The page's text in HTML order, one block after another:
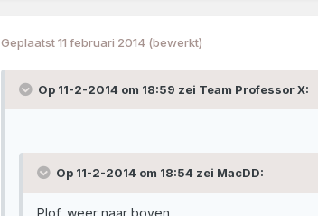
Geplaatst11 februari 2014 (bewerkt)
Op 11-2-2014 om 18:59 zei Team Professor X:
Op 11-2-2014 om 18:54 zei MacDD:
Plof, weer naar boven.